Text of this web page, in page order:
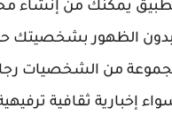
يمكنك من إنشاء
الظهور بشخصيتك
من الشخصيات
إخبارية ثقافية